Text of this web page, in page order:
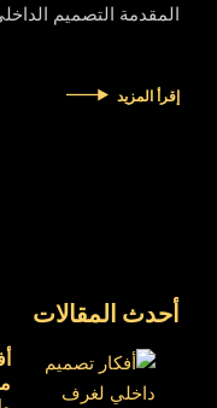
المقدمة التصميم
إقرأ المزيد
أحدث المقالات